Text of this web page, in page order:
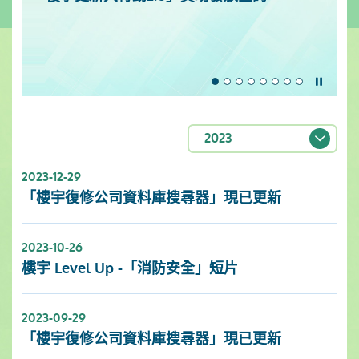
2023
2023-12-29
「樓宇復修公司資料庫搜尋器」現已更新
2023-10-26
樓宇 Level Up -「消防安全」短片
2023-09-29
「樓宇復修公司資料庫搜尋器」現已更新